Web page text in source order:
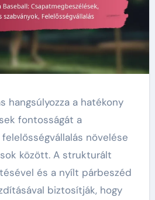
hangsúlyozza a hatékony
fontosságát a
növelése
között. A strukturált
és a nyílt párbeszéd
biztosítják, hogy